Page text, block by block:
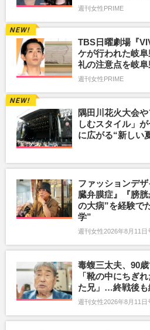
週刊女性PRIME
TBS日曜劇場『
ケが行われた岐
礼の注意点を岐
週刊女性PRIME
隅田川花火大会
しむスタイル」
に広がる“新しい
ファッションデ
臓弁膜症』『膀
の大病”を経験で
学”
週刊女性2026年8月11日
毒蝮三太夫、90
「靴の中にちぎ
た兄」…終戦後も
週刊女性2026年8月11日